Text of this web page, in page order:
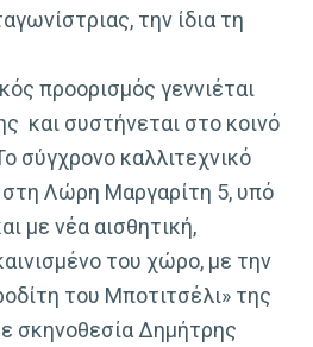
την ίδια τη
προορισμός γεννιέται
και συστήνεται στο κοινό
σύγχρονο καλλιτεχνικό
Λώρη Μαργαρίτη 5, υπό
με νέα αισθητική,
του χώρο, με την
του Μποτιτσέλι» της
σκηνοθεσία Δημήτρης